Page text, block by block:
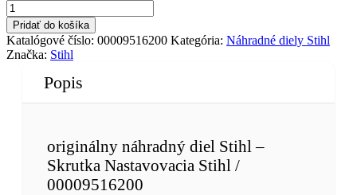
Pridať do košíka
Katalógové číslo: 00009516200 Kategória: Náhradné diely Stihl
Značka: Stihl
Popis
originálny náhradný diel Stihl –
Skrutka Nastavovacia Stihl /
00009516200